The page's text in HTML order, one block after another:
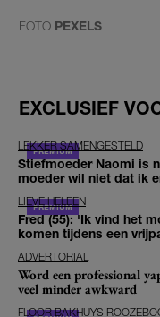
FOTO PEXELS
EXCLUSIEF
LEKKER SAMENGESTELD
Stiefmoeder Naomi is
moeder wil niet dat ik
LIEVE HELEEN
Fred (55): 'Ik vind het
komen tijdens een
ADVERTORIAL
Word een professional
veel minder awkward
FLOOR BAKHUYS